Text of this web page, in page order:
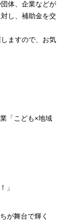
体、企業などが
し、補助金を交
ますので、お気
「こども×地域
」
が舞台で輝く